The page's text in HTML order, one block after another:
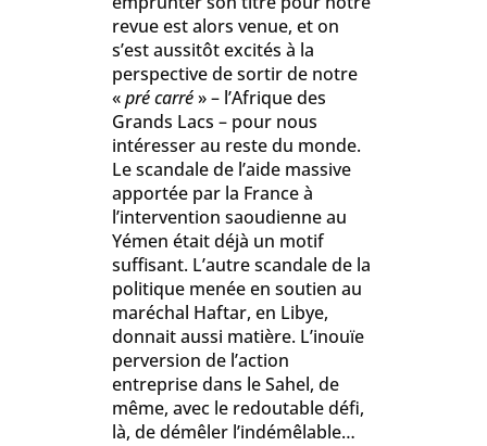
revue est alors venue, et on
s’est aussitôt excités à la
perspective de sortir de notre
«pré carré» – l’Afrique des
Grands Lacs – pour nous
intéresser au reste du monde.
Le scandale de l’aide massive
apportée par la France à
l’intervention saoudienne au
Yémen était déjà un motif
suffisant. L’autre scandale de la
politique menée en soutien au
maréchal Haftar, en Libye,
donnait aussi matière. L’inouïe
perversion de l’action
entreprise dans le Sahel, de
même, avec le redoutable défi,
là, de démêler l’indémêlable…